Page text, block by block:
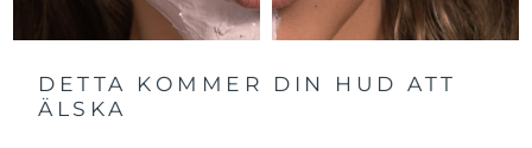
DETTA KOMMER DIN HUD ATT
ÄLSKA
09/08/2026
Mexiko Förväntad leverans 13/08/2026